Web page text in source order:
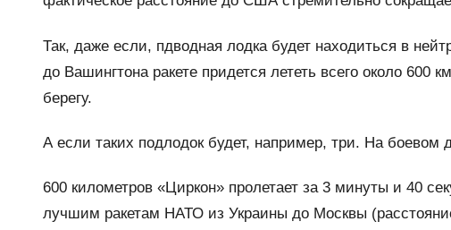
Так, даже если, пдводная лодка будет находиться в
до Вашингтона ракете придется лететь всего около 600
берегу.
А если таких подлодок будет, например, три. На боевом
600 километров «Циркон» пролетает за 3 минуты и 40
лучшим ракетам НАТО из Украины до Москвы